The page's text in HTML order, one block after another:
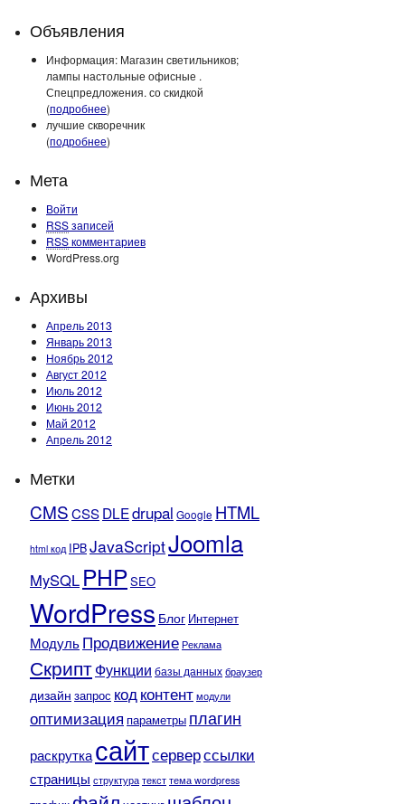
Объявления
Информация: Магазин светильников;
лампы настольные офисные .
Спецпредложения. со скидкой
(подробнее)
лучшие скворечник
(подробнее)
Мета
Войти
RSSзаписей
RSSкомментариев
WordPress.org
Архивы
Апрель 2013
Январь 2013
Ноябрь 2012
Август 2012
Июль 2012
Июнь 2012
Май 2012
Апрель 2012
Метки
CMSCSSDLEdrupal Google HTML
html код IPBJavaScriptJoomla
MySQL PHPSEO
WordPress Блог Интернет
МодульПродвижение Реклама
СкриптФункции базы данных браузер
дизайн запрос кодконтент модули
оптимизация параметры плагин
раскруткасайтсерверссылки
страницы структура текст тема wordpress